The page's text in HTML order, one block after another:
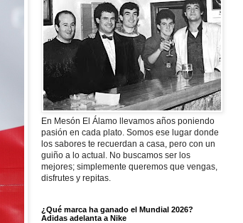
En Mesón El Álamo llevamos años poniendo
pasión en cada plato. Somos ese lugar donde
los sabores te recuerdan a casa, pero con un
guiño a lo actual. No buscamos ser los
mejores; simplemente queremos que vengas,
disfrutes y repitas.
¿Qué marca ha ganado el Mundial 2026?
Adidas adelanta a Nike